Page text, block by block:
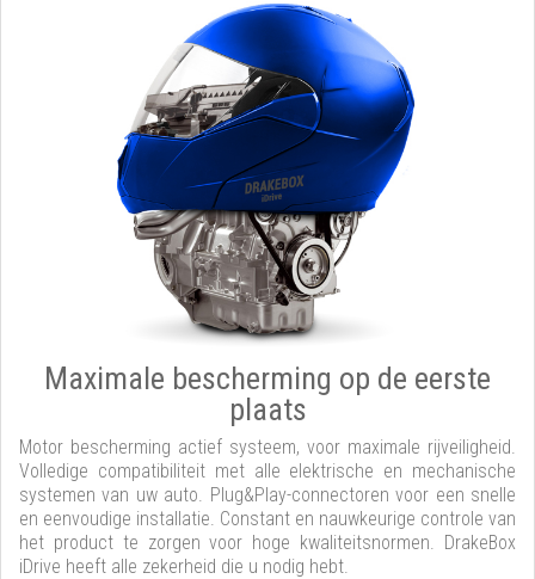
Maximale bescherming op de eerste
plaats
Motor bescherming actief systeem, voor maximale rijveiligheid.
Volledige compatibiliteit met alle elektrische en mechanische
systemen van uw auto. Plug&Play-connectoren voor een snelle
en eenvoudige installatie. Constant en nauwkeurige controle van
het product te zorgen voor hoge kwaliteitsnormen. DrakeBox
iDrive heeft alle zekerheid die u nodig hebt.